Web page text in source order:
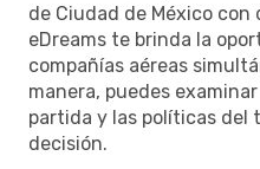
de Ciudad de México con
eDreams te brinda la
compañías aéreas
manera, puedes
partida y las políticas del
decisión.